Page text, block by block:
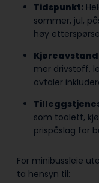
Tidspunkt:
sommer, jul,
høy
mer drivstoff,
avtaler
som toalett,
prispåslag for
For minibussleie
ta hensyn til: